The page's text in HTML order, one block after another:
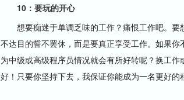
10：要玩的开心
想要痴迷于单调乏味的工作？痛恨工作吧。要
不达目的誓不罢休，而是要真正享受工作。如果
为中级或高级程序员情况就会有所好转呢？换工
好！只要你坚持下去，我保证你能成为一名更好的